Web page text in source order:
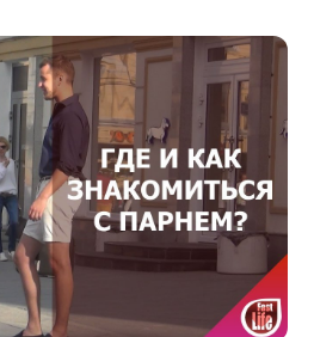
сПолитикой
офертой и
Правилами
с
Политикой
офертойиПравилами
.